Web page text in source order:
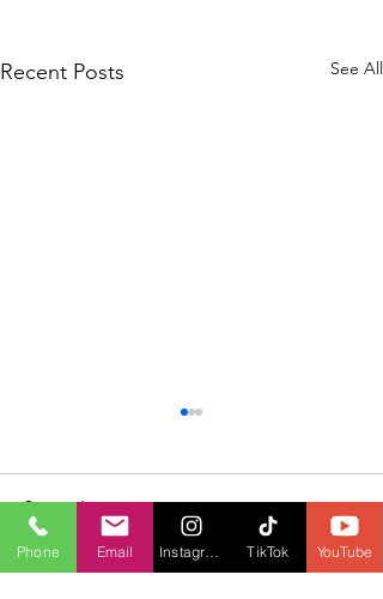
Recent Posts See All
Xi Jingping to visit Russia
Comments
Phone Email TikTok YouTube